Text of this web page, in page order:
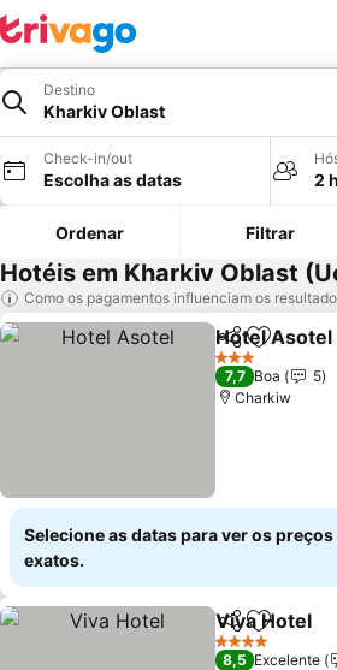
Destino
Kharkiv Oblast
Check-in/out
Escolha as datas 2
Ordenar Filtrar
Hotéis em Kharkiv Oblast
Como os pagamentos influenciam os
Partilhar
Hotel Asotel
3 Estrelas
7,7 Boa
5
Charkiw
Selecione as datas para ver os preços
exatos.
Partilhar
Viva Hotel
4 Estrelas
8,5 Excelente